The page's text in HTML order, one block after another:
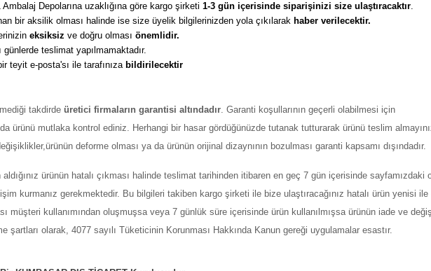
Depolarına uzaklığına göre kargo şirketi 1-3 gün içerisinde siparişinizi size ulaştıracaktır.
bir aksilik olması halinde ise size üyelik bilgilerinizden yola çıkılarak haber verilecektir.
eksiksiz ve doğru olması önemlidir.
teslimat yapılmamaktadır.
teyit e-posta'sı ile tarafınıza bildirilecektir
takdirde üretici firmaların garantisi altındadır. Garanti koşullarının geçerli olabilmesi için
ürünü mutlaka kontrol ediniz. Herhangi bir hasar gördüğünüzde tutanak tutturarak ürünü teslim
deforme olması ya da ürünün orijinal dizaynının bozulması garanti kapsamı dışındadır.
ürünün hatalı çıkması halinde teslimat tarihinden itibaren en geç 7 gün içerisinde sayfamızdaki
kurmanız gerekmektedir. Bu bilgileri takiben kargo şirketi ile bize ulaştıracağınız hatalı ürün yenisi
müşteri kullanımından oluşmuşsa veya 7 günlük süre içerisinde ürün kullanılmışsa ürünün iade ve
şartları olarak, 4077 sayılı Tüketicinin Korunması Hakkında Kanun gereği uygulamalar esastır.